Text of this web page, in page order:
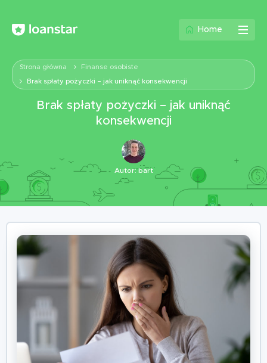
Home
Strona główna Finanse osobiste
Brak spłaty pożyczki – jak uniknąć konsekwencji
Brak spłaty pożyczki – jak uniknąć
konsekwencji
Autor:bart